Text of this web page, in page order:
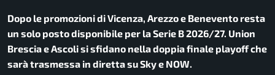
Dopo le promozioni di Vicenza, Arezzo e Benevento resta
un solo posto disponibile per la Serie B 2026/27. Union
Brescia e Ascoli si sfidano nella doppia finale playoff che
sarà trasmessa in diretta su Sky e NOW.